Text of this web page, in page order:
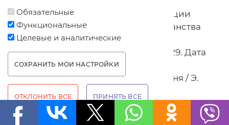
16. Позиция Американской ассоциации
диетологов относительно вегетарианства
[Электронный ресурс].
Режим доступа: egida.by/wiki/vеg/1729. Дата
доступа: 11.06.2021.
17. Боровская, Э. Вегетарианская кухня / Э.
Источник: ПРОДУКТ.BY
Обязательные
Функциональные
Целевые и аналитические
СОХРАНИТЬ МОИ НАСТРОЙКИ
ОТКЛОНИТЬ ВСЕ ПРИНЯТЬ ВСЕ
WITHDRAW CONSENT